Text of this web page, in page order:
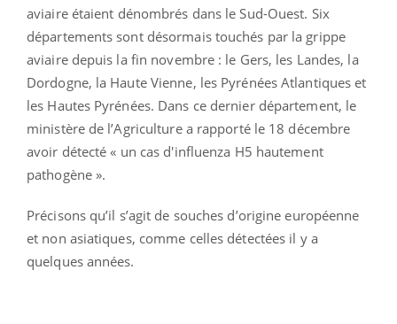
aviaire étaient dénombrés dans le Sud-Ouest. Six
départements sont désormais touchés par la grippe
aviaire depuis la fin novembre : le Gers, les Landes, la
Dordogne, la Haute Vienne, les Pyrénées Atlantiques et
les Hautes Pyrénées. Dans ce dernier département, le
ministère de l’Agriculture a rapporté le 18 décembre
avoir détecté « un cas d'influenza H5 hautement
pathogène ».
Précisons qu’il s’agit de souches d’origine européenne
et non asiatiques, comme celles détectées il y a
quelques années.